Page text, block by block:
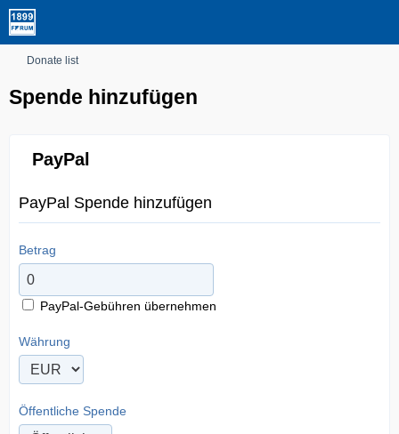
Donate list
Spende hinzufügen
PayPal
PayPal Spende hinzufügen
Betrag
PayPal-Gebühren übernehmen
Währung
Öffentliche Spende